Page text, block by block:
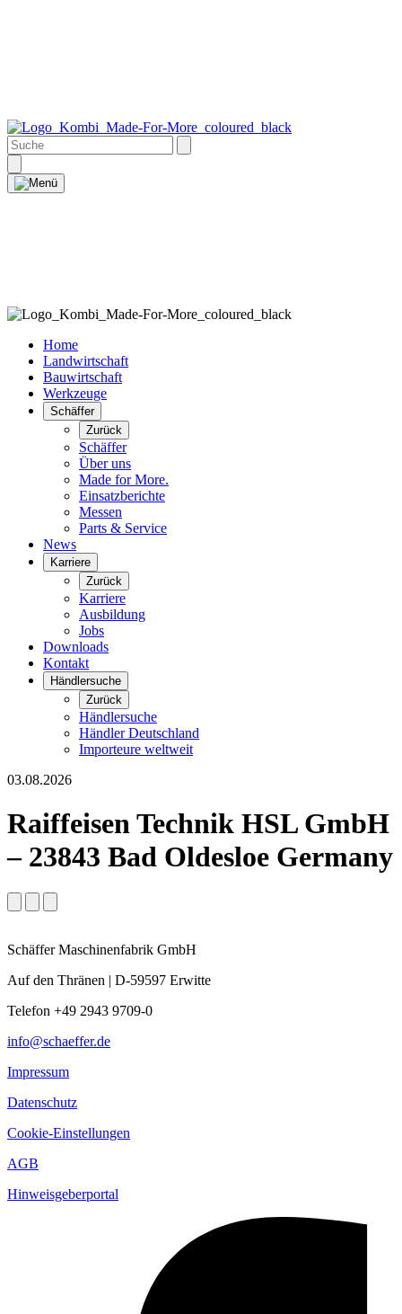
Home
Landwirtschaft
Bauwirtschaft
Werkzeuge
Schäffer
Zurück
Schäffer
Über uns
Made for More.
Einsatzberichte
Messen
Parts & Service
News
Karriere
Zurück
Karriere
Ausbildung
Jobs
Downloads
Kontakt
Händlersuche
Zurück
Händlersuche
Händler Deutschland
Importeure weltweit
03.08.2026
Raiffeisen Technik HSL GmbH
– 23843 Bad Oldesloe Germany
Schäffer Maschinenfabrik GmbH
Auf den Thränen | D-59597 Erwitte
Telefon +49 2943 9709-0
info@schaeffer.de
Impressum
Datenschutz
Cookie-Einstellungen
AGB
Hinweisgeberportal